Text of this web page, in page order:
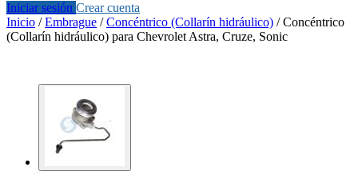
Iniciar sesión Crear cuenta
Inicio /Embrague /Concéntrico (Collarín hidráulico) /Concéntrico
(Collarín hidráulico) para Chevrolet Astra, Cruze, Sonic